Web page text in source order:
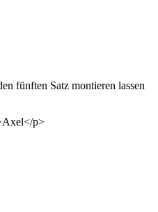
fünften Satz montieren lassen
p>